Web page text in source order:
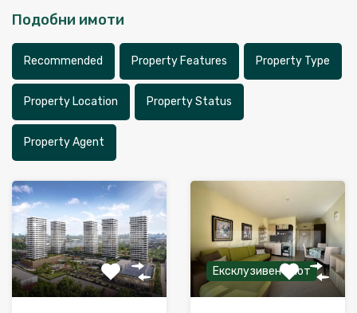
Подобни имоти
Recommended Property Features Property Type
Property Location Property Status
Property Agent
Ексклузивен имот